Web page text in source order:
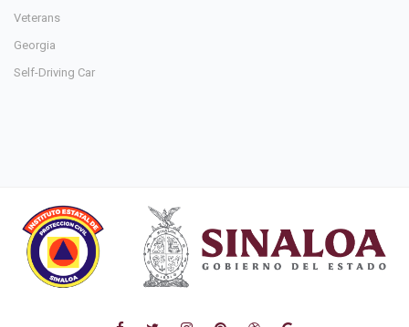
Veterans
Georgia
Self-Driving Car